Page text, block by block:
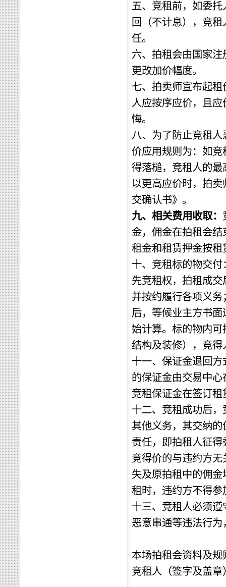
五、竞租前，如委
回（不计息），竞
任。
六、拍租会由国家
更改加价幅度。
七、拍卖师宣布起
人应按序应价，且
悔。
八、为了防止竞租
价应用规则为：如
得落槌，竞租人的
以更高应价时，拍
交确认书》 。
九、 相关费用收取：
金，佣金在拍租会结
租金和租赁押金按
十、竞租标的物交付
先竞租权，拍租成交
并按约履行各项义务
后，等候业主方书面
始计算。 标的物内可
结构及装修）， 竞得
十一、保证金退回
的保证金由交易中心
竞租保证金在签订租
十二、竞租成功后
其他义务， 其交纳的
责任，即拍租人征
竞得价的与违约方
失及原拍租中的佣
租时，违约方不得参
十三、竞租人必须
恶意串通等违法行
本场拍租会资料及
竞租人（签字及盖章